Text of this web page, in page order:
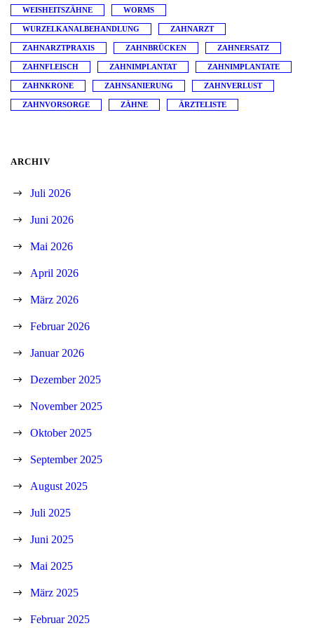
WEISHEITSZÄHNE WORMS
WURZELKANALBEHANDLUNG ZAHNARZT
ZAHNARZTPRAXIS ZAHNBRÜCKEN ZAHNERSATZ
ZAHNFLEISCH ZAHNIMPLANTAT ZAHNIMPLANTATE
ZAHNKRONE ZAHNSANIERUNG ZAHNVERLUST
ZAHNVORSORGE ZÄHNE ÄRZTELISTE
ARCHIV
Juli 2026
Juni 2026
Mai 2026
April 2026
März 2026
Februar 2026
Januar 2026
Dezember 2025
November 2025
Oktober 2025
September 2025
August 2025
Juli 2025
Juni 2025
Mai 2025
März 2025
Februar 2025